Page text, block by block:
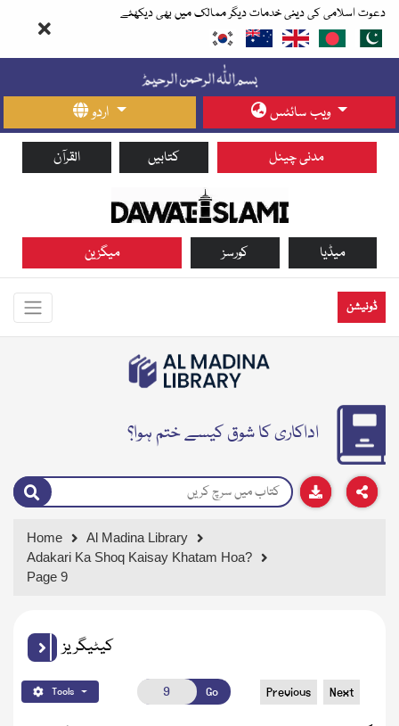
دعوت اسلامی کی دینی خدمات دیگر ممالک میں بھی دیکھئے
اردو ویب سائٹس
القرآن کتابیں مدنی چینل
میگزین کورسز میڈیا
ڈونیشن
اداکاری کا شوق کیسے ختم ہوا؟
Home
Al Madina Library
Adakari Ka Shoq Kaisay Khatam Hoa?
Page 9
کیٹیگریز
Tools Go Previous Next